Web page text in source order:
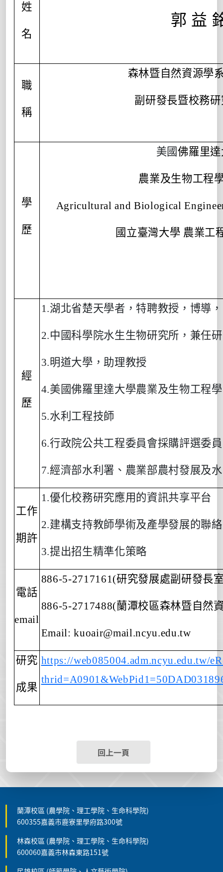
姓
名
郭 益
職
稱
森林暨自然資源學
副研發長暨校務
學
歷
美國佛羅里
農業及生物工程
Agricultural and Biological
國立臺灣大學 農業工
經
歷
1.湖北省楚天學者，特聘教授，博導
2.中國科學院水生生物研究所，兼任
3.明道大學，助理教授
4.美國佛羅里達大學農業及生物工程
5.水利工程技師
6.行政院公共工程委員會採購評選委員
7.經濟部水利署、農業部農村發展及
工作
期許
1.優化校務研究應用的資訊共享平台
2.建構支持教師學術及產學發展的聯
3.提出招生精準化策略
電話
email
886-5-2717161(研究發展處副研發長
886-5-2717488(蘭潭校區森林暨自然
Email: kuoair@mail.ncyu.edu.tw
研究
成果
https://web085004.adm.ncyu.edu.tw/
回上一頁
蘭潭校區 (農學院、理工學院、生命科學院)
600355嘉義市鹿寮里學府路300號
林森校區 (農學院、理工學院、生命科學院)
600060嘉義市林森東路151號